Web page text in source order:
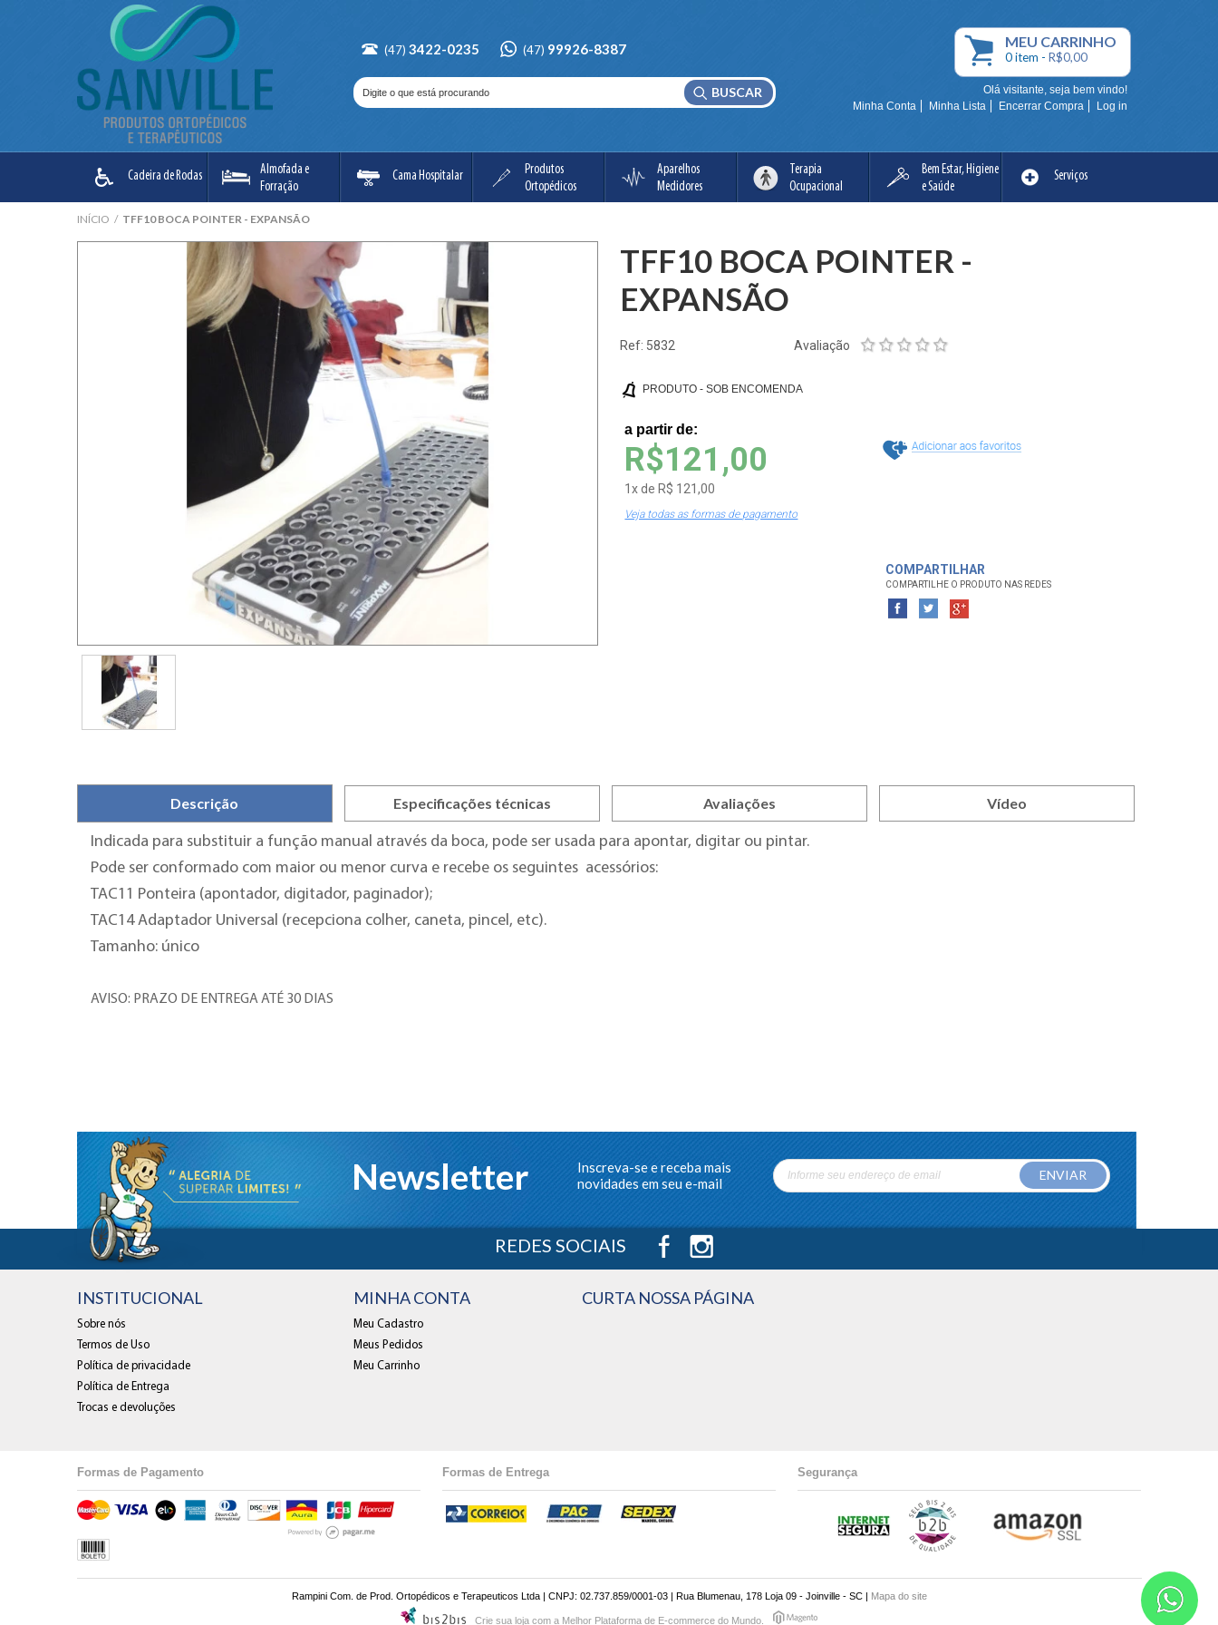
(47) 3422-0235 (47) 99926-8387
BUSCAR
MEU CARRINHO
0item - R$0,00
Olá visitante, seja bem vindo!
Minha Conta
Minha Lista Encerrar Compra Log in
Cadeira de Rodas
Almofada e
Forração
Cama Hospitalar
Produtos
Ortopédicos
Aparelhos
Medidores
Terapia
Ocupacional
Bem Estar, Higiene
e Saúde
Serviços
INÍCIO / TFF10 BOCA POINTER - EXPANSÃO
TFF10 BOCA POINTER -
EXPANSÃO
Ref: 5832 Avaliação
PRODUTO - SOB ENCOMENDA
a partir de:
R$121,00
1xde R$ 121,00
Veja todas as formas de pagamento
COMPARTILHAR
COMPARTILHE O PRODUTO NAS REDES
Descrição Especificações técnicas Avaliações Vídeo
Indicada para substituir a função manual através da boca, pode ser usada para apontar, digitar ou pintar.
Pode ser conformado com maior ou menor curva e recebe os seguintes acessórios:
TAC11 Ponteira (apontador, digitador, paginador);
TAC14 Adaptador Universal (recepciona colher, caneta, pincel, etc).
Tamanho: único
AVISO: PRAZO DE ENTREGA ATÉ 30 DIAS
Newsletter
Inscreva-se e receba mais
novidades em seu e-mail
ENVIAR
REDES SOCIAIS
INSTITUCIONAL
Sobre nós
Termos de Uso
Política de privacidade
Política de Entrega
Trocas e devoluções
MINHA CONTA
Meu Cadastro
Meus Pedidos
Meu Carrinho
CURTA NOSSA PÁGINA
Formas de Pagamento Formas de Entrega Segurança
Rampini Com. de Prod. Ortopédicos e Terapeuticos Ltda | CNPJ: 02.737.859/0001-03 | Rua Blumenau, 178 Loja 09 - Joinville - SC | Mapa do site
Crie sua loja com a Melhor Plataforma de E-commerce do Mundo.